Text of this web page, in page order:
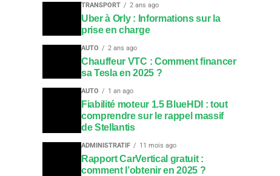
TRANSPORT 2 ans ago
Uber à Orly : Informations sur la
prise en charge
AUTO 2 ans ago
Chauffeur VTC : Comment financer
sa Tesla en 2025 ?
AUTO 1 an ago
Fiabilité moteur 1.5 BlueHDI : tout
comprendre sur le rappel massif
de Stellantis
ADMINISTRATIF 11 mois ago
Rapport CarVertical gratuit :
comment l’obtenir en 2025 ?